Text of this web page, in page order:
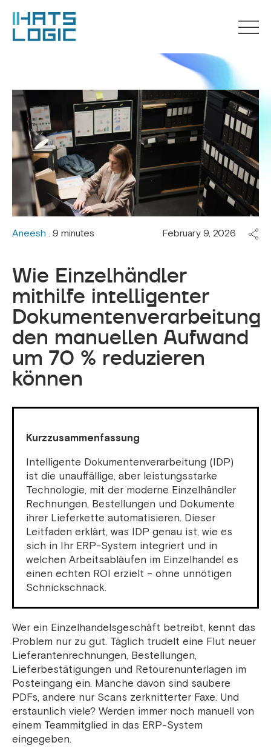
Aneesh . 9 minutes February 9, 2026
Wie Einzelhändler
mithilfe intelligenter
Dokumentenverarbeitung
den manuellen Aufwand
um 70 % reduzieren
können
Kurzzusammenfassung
Intelligente Dokumentenverarbeitung (IDP)
ist die unauffällige, aber leistungsstarke
Technologie, mit der moderne Einzelhändler
Rechnungen, Bestellungen und Dokumente
ihrer Lieferkette automatisieren. Dieser
Leitfaden erklärt, was IDP genau ist, wie es
sich in Ihr ERP-System integriert und in
welchen Arbeitsabläufen im Einzelhandel es
einen echten ROI erzielt – ohne unnötigen
Schnickschnack.
Wer ein Einzelhandelsgeschäft betreibt, kennt das
Problem nur zu gut. Täglich trudelt eine Flut neuer
Lieferantenrechnungen, Bestellungen,
Lieferbestätigungen und Retourenunterlagen im
Posteingang ein. Manche davon sind saubere
PDFs, andere nur Scans zerknitterter Faxe. Und
erstaunlich viele? Werden immer noch manuell von
einem Teammitglied in das ERP-System
eingegeben.